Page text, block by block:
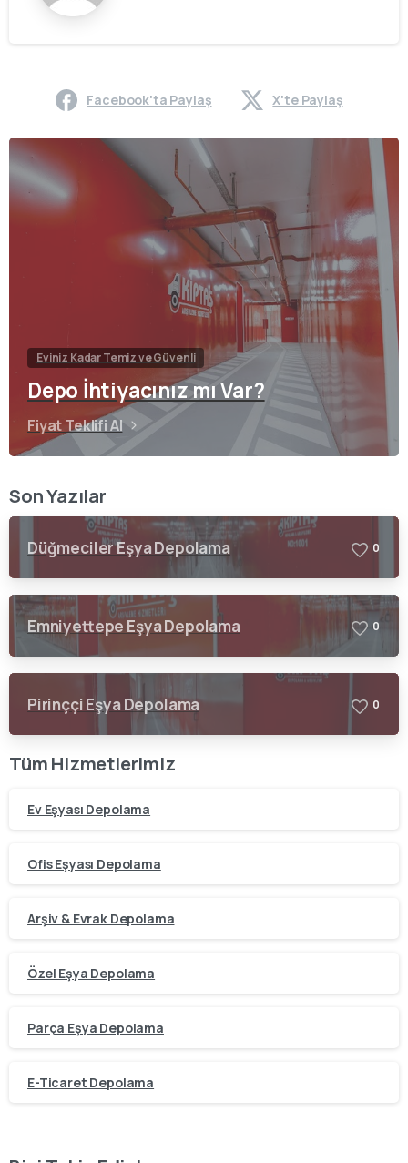
Facebook'ta Paylaş X'te Paylaş
Eviniz Kadar Temiz ve Güvenli
Depo İhtiyacınız mı Var?
Fiyat Teklifi Al
Son Yazılar
Düğmeciler Eşya Depolama 0
Emniyettepe Eşya Depolama 0
Pirinççi Eşya Depolama 0
Tüm Hizmetlerimiz
Ev Eşyası Depolama
Ofis Eşyası Depolama
Arşiv & Evrak Depolama
Özel Eşya Depolama
Parça Eşya Depolama
E-Ticaret Depolama